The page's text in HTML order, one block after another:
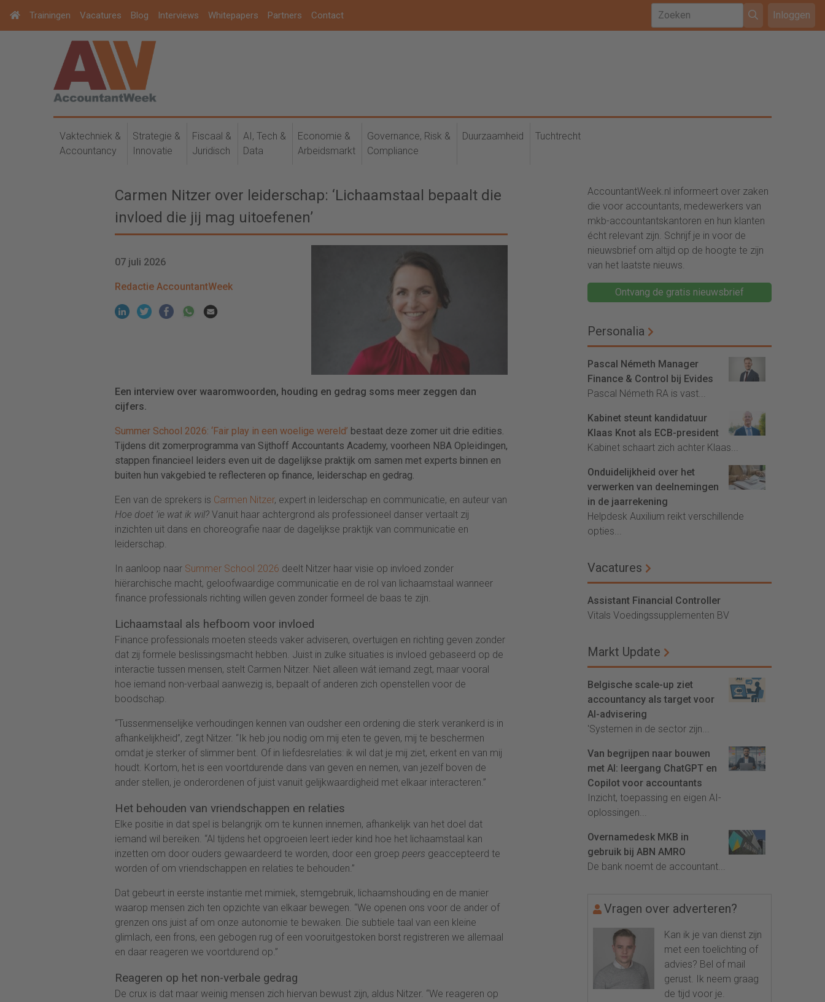
Trainingen Vacatures Blog Interviews Whitepapers Partners Contact Inloggen
Vaktechniek &
Accountancy
Strategie &
Innovatie
Fiscaal &
Juridisch
AI, Tech &
Data
Economie &
Arbeidsmarkt
Governance, Risk &
Compliance
Duurzaamheid Tuchtrecht
Carmen Nitzer over leiderschap: ‘Lichaamstaal bepaalt die
invloed die jij mag uitoefenen’
07 juli 2026
Redactie AccountantWeek
Een interview over waaromwoorden, houding en gedrag soms meer zeggen dan
cijfers.
Summer School 2026: ‘Fair play in een woelige wereld’ bestaat deze zomer uit drie edities.
Tijdens dit zomerprogramma van Sijthoff Accountants Academy, voorheen NBA Opleidingen,
stappen financieel leiders even uit de dagelijkse praktijk om samen met experts binnen en
buiten hun vakgebied te reflecteren op finance, leiderschap en gedrag.
Een van de sprekers is Carmen Nitzer, expert in leiderschap en communicatie, en auteur van
Hoe doet ’ie wat ik wil? Vanuit haar achtergrond als professioneel danser vertaalt zij
inzichten uit dans en choreografie naar de dagelijkse praktijk van communicatie en
leiderschap.
In aanloop naar Summer School 2026 deelt Nitzer haar visie op invloed zonder
hiërarchische macht, geloofwaardige communicatie en de rol van lichaamstaal wanneer
finance professionals richting willen geven zonder formeel de baas te zijn.
Lichaamstaal als hefboom voor invloed
Finance professionals moeten steeds vaker adviseren, overtuigen en richting geven zonder
dat zij formele beslissingsmacht hebben. Juist in zulke situaties is invloed gebaseerd op de
interactie tussen mensen, stelt Carmen Nitzer. Niet alleen wát iemand zegt, maar vooral
hoe iemand non-verbaal aanwezig is, bepaalt of anderen zich openstellen voor de
boodschap.
“Tussenmenselijke verhoudingen kennen van oudsher een ordening die sterk verankerd is in
afhankelijkheid”, zegt Nitzer. “Ik heb jou nodig om mij eten te geven, mij te beschermen
omdat je sterker of slimmer bent. Of in liefdesrelaties: ik wil dat je mij ziet, erkent en van mij
houdt. Kortom, het is een voortdurende dans van geven en nemen, van jezelf boven de
ander stellen, je onderordenen of juist vanuit gelijkwaardigheid met elkaar interacteren.”
Het behouden van vriendschappen en relaties
Elke positie in dat spel is belangrijk om te kunnen innemen, afhankelijk van het doel dat
iemand wil bereiken. “Al tijdens het opgroeien leert ieder kind hoe het lichaamstaal kan
inzetten om door ouders gewaardeerd te worden, door een groep peers geaccepteerd te
worden of om vriendschappen en relaties te behouden.”
Dat gebeurt in eerste instantie met mimiek, stemgebruik, lichaamshouding en de manier
waarop mensen zich ten opzichte van elkaar bewegen. “We openen ons voor de ander of
grenzen ons juist af om onze autonomie te bewaken. Die subtiele taal van een kleine
glimlach, een frons, een gebogen rug of een vooruitgestoken borst registreren we allemaal
en daar reageren we voortdurend op.”
Reageren op het non-verbale gedrag
De crux is dat maar weinig mensen zich hiervan bewust zijn, aldus Nitzer. “We reageren op
AccountantWeek.nl informeert over zaken
die voor accountants, medewerkers van
mkb-accountantskantoren en hun klanten
écht relevant zijn. Schrijf je in voor de
nieuwsbrief om altijd op de hoogte te zijn
van het laatste nieuws.
Ontvang de gratis nieuwsbrief
Personalia
Pascal Németh Manager
Finance & Control bij Evides
Pascal Németh RA is vast...
Kabinet steunt kandidatuur
Klaas Knot als ECB-president
Kabinet schaart zich achter Klaas...
Onduidelijkheid over het
verwerken van deelnemingen
in de jaarrekening
Helpdesk Auxilium reikt verschillende
opties...
Vacatures
Assistant Financial Controller
Vitals Voedingssupplementen BV
Markt Update
Belgische scale-up ziet
accountancy als target voor
AI-advisering
'Systemen in de sector zijn...
Van begrijpen naar bouwen
met AI: leergang ChatGPT en
Copilot voor accountants
Inzicht, toepassing en eigen AI-
oplossingen...
Overnamedesk MKB in
gebruik bij ABN AMRO
De bank noemt de accountant...
Vragen over adverteren?
Kan ik je van dienst zijn
met een toelichting of
advies? Bel of mail
gerust. Ik neem graag
de tijd voor je.